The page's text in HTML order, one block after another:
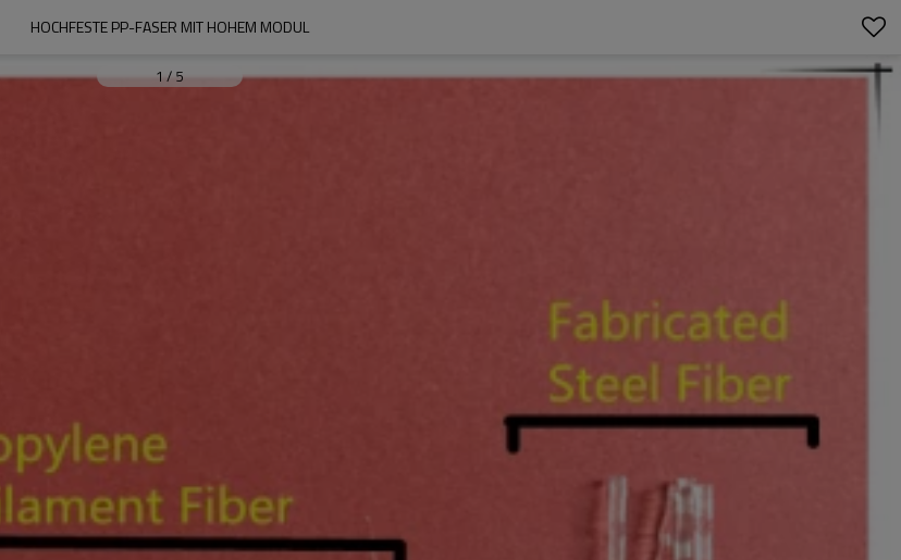
HOCHFESTE PP-FASER MIT HOHEM MODUL
1/5